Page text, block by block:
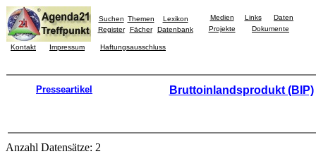
Suchen Themen
Lexikon
Register
Fächer Datenbank
Medien Links
Daten
Projekte
Dokumente
Kontakt Impressum Haftungsausschluss
Presseartikel Bruttoinlandsprodukt (BIP)
Anzahl Datensätze: 2